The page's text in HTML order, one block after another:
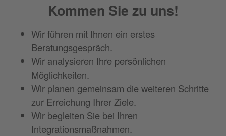
Kommen Sie zu uns!
Wir führen mit Ihnen ein erstes
Beratungsgespräch.
Wir analysieren Ihre persönlichen
Möglichkeiten.
Wir planen gemeinsam die weiteren Schritte
zur Erreichung Ihrer Ziele.
Wir begleiten Sie bei Ihren
Integrationsmaßnahmen.